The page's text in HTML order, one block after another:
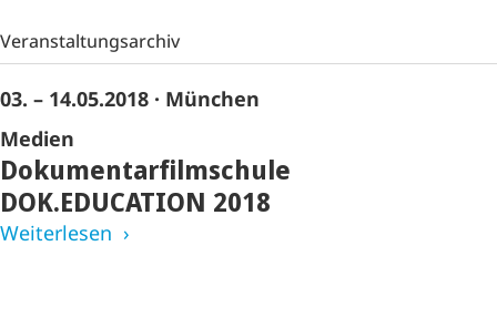
Veranstaltungsarchiv
03. – 14.05.2018 · München
Medien
Dokumentarfilmschule
DOK.EDUCATION 2018
Weiterlesen